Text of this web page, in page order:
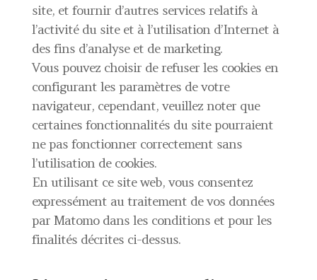
site, et fournir d’autres services relatifs à
l’activité du site et à l’utilisation d’Internet à
des fins d’analyse et de marketing.
Vous pouvez choisir de refuser les cookies en
configurant les paramètres de votre
navigateur, cependant, veuillez noter que
certaines fonctionnalités du site pourraient
ne pas fonctionner correctement sans
l’utilisation de cookies.
En utilisant ce site web, vous consentez
expressément au traitement de vos données
par Matomo dans les conditions et pour les
finalités décrites ci-dessus.